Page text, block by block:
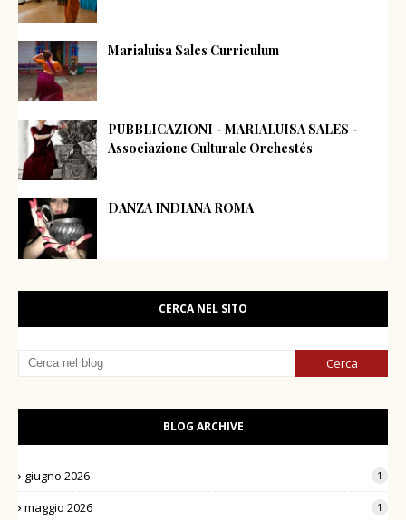
Marialuisa Sales Curriculum
PUBBLICAZIONI - MARIALUISA SALES -
Associazione Culturale Orchestés
DANZA INDIANA ROMA
CERCA NEL SITO
BLOG ARCHIVE
giugno 2026 1
maggio 2026 1